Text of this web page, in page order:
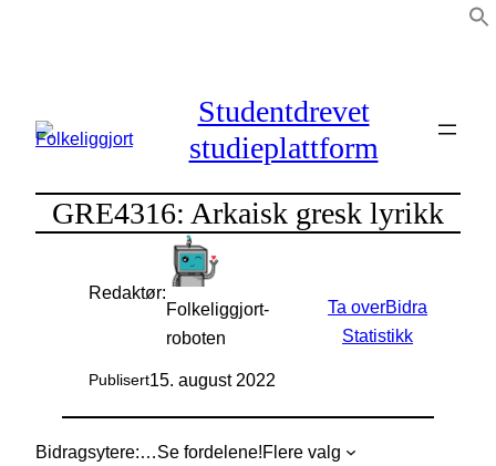
Studentdrevet
studieplattform
GRE4316: Arkaisk gresk lyrikk
Redaktør:
Folkeliggjort-
roboten
Publisert15. august 2022
Ta overBidra
Statistikk
Bidragsytere: Se fordelene!Flere valg